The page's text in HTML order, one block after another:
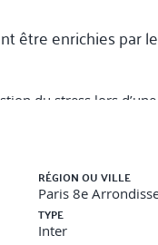
être enrichies par
du stress lors
après un projet
un bureau
RÉGION OU VILLE
Paris 8e
TYPE
Inter